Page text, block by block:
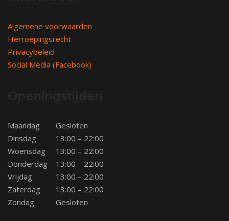
Algemene voorwaarden
Herroepingsrecht
Privacybeleid
Social Media (Facebook)
Maandag
Gesloten
Dinsdag
13:00 – 22:00
Woensdag
13:00 – 22:00
Donderdag
13:00 – 22:00
Vrijdag
13:00 – 22:00
Zaterdag
13:00 – 22:00
Zondag
Gesloten